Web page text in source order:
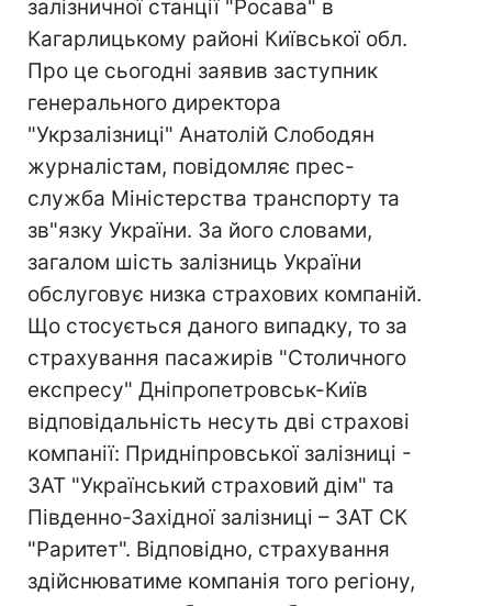
залізничної станції "Росава" в
Кагарлицькому районі Київської обл.
Про це сьогодні заявив заступник
генерального директора
"Укрзалізниці" Анатолій Слободян
журналістам, повідомляє прес-
служба Міністерства транспорту та
зв"язку України. За його словами,
загалом шість залізниць України
обслуговує низка страхових компаній.
Що стосується даного випадку, то за
страхування пасажирів "Столичного
експресу" Дніпропетровськ-Київ
відповідальність несуть дві страхові
компанії: Придніпровської залізниці -
ЗАТ "Український страховий дім" та
Південно-Західної залізниці – ЗАТ СК
"Раритет". Відповідно, страхування
здійснюватиме компанія того регіону,